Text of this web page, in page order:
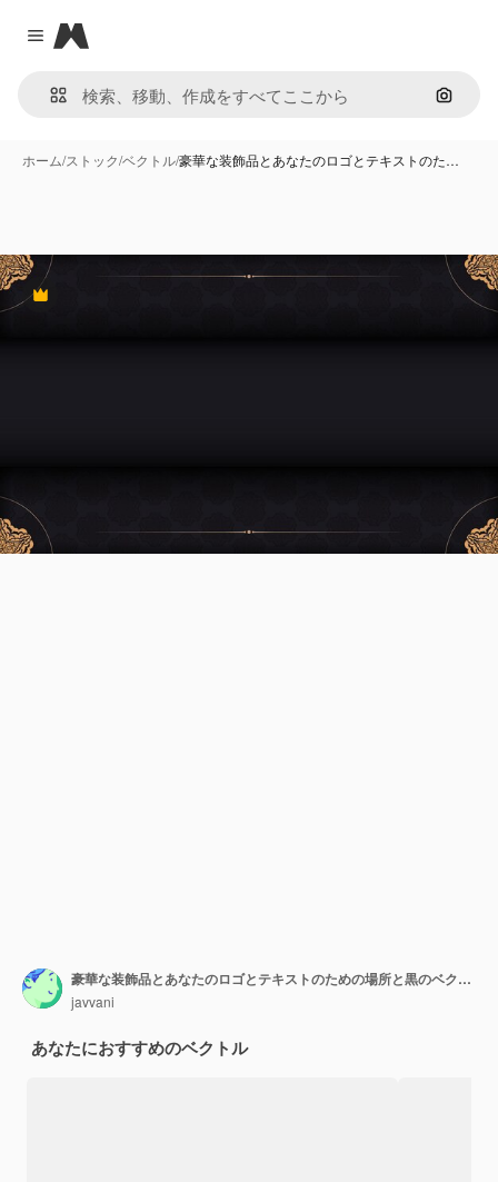
Close menu
Magnific
画像で
ホーム/ストック/ベクトル/豪華な装飾品とあなたのロゴとテキストのた…
Premium
豪華な装飾品とあなたのロゴとテキストのための場所と黒のベクトルバナー。
javvani
あなたにおすすめのベクトル